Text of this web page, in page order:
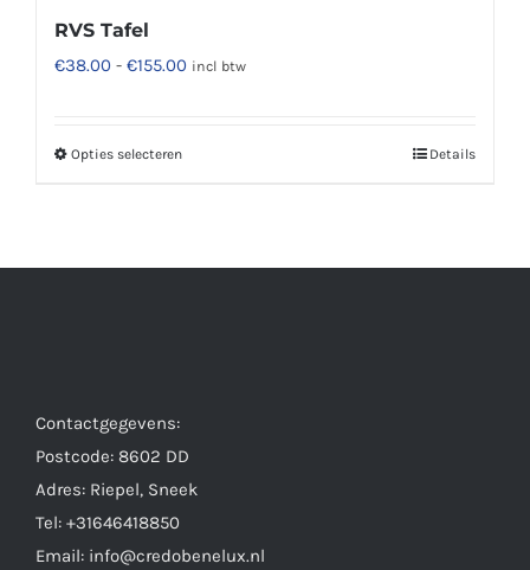
RVS Tafel
€38.00 - €155.00Prijsklasse:
incl btw
Opties selecterenDit
worden
op
productpagina
Details
Contactgegevens:
Postcode: 8602 DD
Adres: Riepel, Sneek
Tel: +31646418850
Email: info@credobenelux.nl